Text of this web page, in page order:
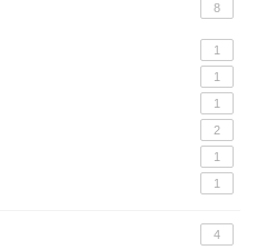
8
1
1
1
2
1
1
4